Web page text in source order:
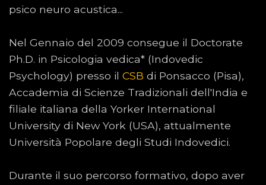
psico neuro acustica...
Nel Gennaio del 2009 consegue il Doctorate
Ph.D. in Psicologia vedica* (Indovedic
Psychology) presso il CSB di Ponsacco (Pisa),
Accademia di Scienze Tradizionali dell'India e
filiale italiana della Yorker International
University di New York (USA), attualmente
Università Popolare degli Studi Indovedici.
Durante il suo percorso formativo, dopo aver